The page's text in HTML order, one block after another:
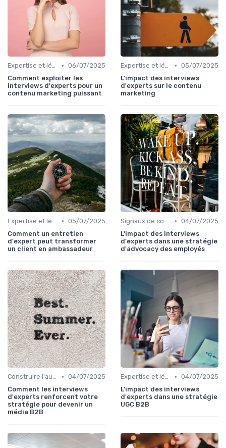
Expertise et légitimité éditoriale • 06/07/2025
Comment exploiter les
interviews d'experts pour un
contenu marketing puissant
Expertise et légitimité éditoriale • 05/07/2025
L'impact des interviews
d'experts sur le contenu
marketing
Expertise et légitimité éditoriale • 05/07/2025
Comment un entretien
d'expert peut transformer
un client en ambassadeur
Signaux de confiance et sourcing • 04/07/2025
L'impact des interviews
d'experts dans une stratégie
d'advocacy des employés
Construire l'autorité d'un média • 04/07/2025
Comment les interviews
d'experts renforcent votre
stratégie pour devenir un
média B2B
Expertise et légitimité éditoriale • 04/07/2025
L'impact des interviews
d'experts dans une stratégie
UGC B2B